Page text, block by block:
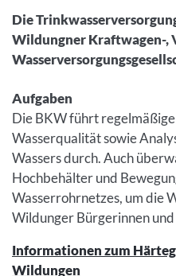
Die
Wildungner Kraftwagen-,
Inhalt
Aufgaben
Die BKW führt
Wasserqualität sowie
Wassers durch. Auch
Hochbehälter und
Wasserrohrnetzes, um die
Wildunger Bürgerinnen
Informationen zum
Wildungen